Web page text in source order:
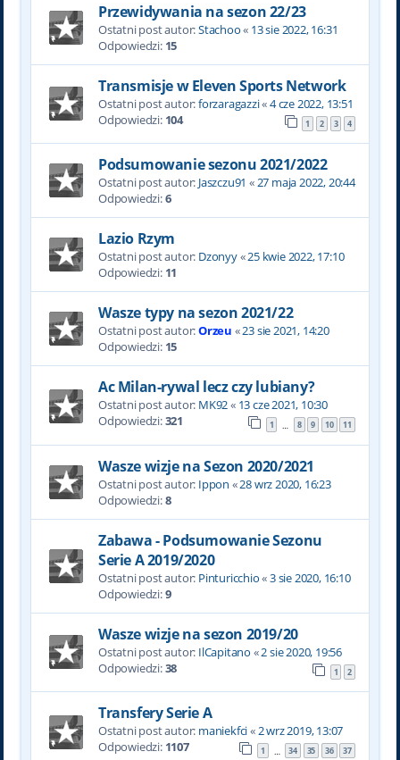
Przewidywania na sezon 22/23
Ostatni post autor:Stachoo« 13 sie 2022, 16:31
Odpowiedzi: 15
Transmisje w Eleven Sports Network
Ostatni post autor:forzaragazzi«4 cze 2022, 13:51
Odpowiedzi: 104 1 2 3 4
Podsumowanie sezonu 2021/2022
Ostatni post autor: Jaszczu91 «27 maja 2022, 20:44
Odpowiedzi:6
Lazio Rzym
Ostatni post autor: Dzonyy«25 kwie 2022, 17:10
Odpowiedzi: 11
Wasze typy na sezon 2021/22
Ostatni post autor:Orzeu «23 sie 2021, 14:20
Odpowiedzi: 15
Ac Milan-rywal lecz czy lubiany?
Ostatni post autor: MK92« 13 cze 2021, 10:30
Odpowiedzi:321 1 … 8 9 10 11
Wasze wizje na Sezon 2020/2021
Ostatni post autor: Ippon «28 wrz 2020, 16:23
Odpowiedzi:8
Zabawa - Podsumowanie Sezonu
Serie A 2019/2020
Ostatni post autor: Pinturicchio«3 sie 2020, 16:10
Odpowiedzi:9
Wasze wizje na sezon 2019/20
Ostatni post autor: IlCapitano «2 sie 2020, 19:56
Odpowiedzi:38 1 2
Transfery Serie A
Ostatni post autor: maniekfci«2 wrz 2019, 13:07
Odpowiedzi: 1107 1 … 34 35 36 37